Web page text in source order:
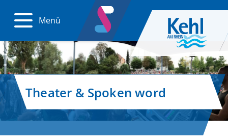
Menü
Theater & Spoken word